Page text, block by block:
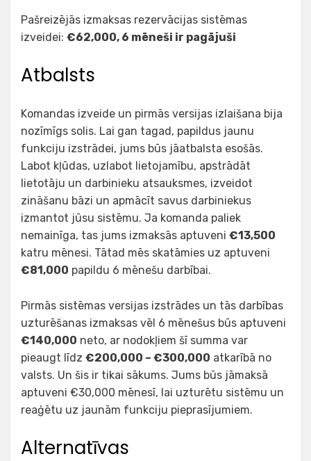
Pašreizējās izmaksas rezervācijas sistēmas
izveidei: €62,000, 6 mēneši ir pagājuši
Atbalsts
Komandas izveide un pirmās versijas izlaišana bija
nozīmīgs solis. Lai gan tagad, papildus jaunu
funkciju izstrādei, jums būs jāatbalsta esošās.
Labot kļūdas, uzlabot lietojamību, apstrādāt
lietotāju un darbinieku atsauksmes, izveidot
zināšanu bāzi un apmācīt savus darbiniekus
izmantot jūsu sistēmu. Ja komanda paliek
nemainīga, tas jums izmaksās aptuveni €13,500
katru mēnesi. Tātad mēs skatāmies uz aptuveni
€81,000 papildu 6 mēnešu darbībai.
Pirmās sistēmas versijas izstrādes un tās darbības
uzturēšanas izmaksas vēl 6 mēnešus būs aptuveni
€140,000 neto, ar nodokļiem šī summa var
pieaugt līdz €200,000 – €300,000 atkarībā no
valsts. Un šis ir tikai sākums. Jums būs jāmaksā
aptuveni €30,000 mēnesī, lai uzturētu sistēmu un
reaģētu uz jaunām funkciju pieprasījumiem.
Alternatīvas